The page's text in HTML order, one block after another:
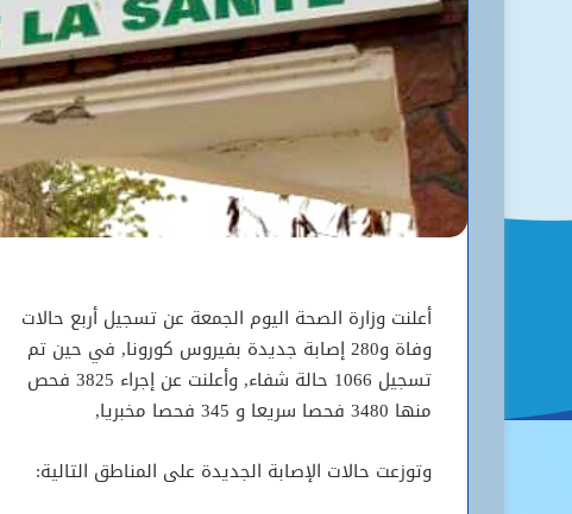
أعلنت وزارة الصحة اليوم الجمعة عن تسجيل أربع حالات
وفاة و280 إصابة جديدة بفيروس كورونا, في حين تم
تسجيل 1066 حالة شفاء, وأعلنت عن إجراء 3825 فحص
منها 3480 فحصا سريعا و 345 فحصا مخبريا,
وتوزعت حالات الإصابة الجديدة على المناطق التالية: